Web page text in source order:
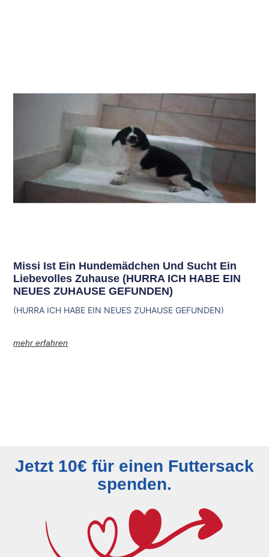
Missi Ist Ein Hundemädchen Und Sucht Ein
Liebevolles Zuhause (HURRA ICH HABE EIN
NEUES ZUHAUSE GEFUNDEN)
(HURRA ICH HABE EIN NEUES ZUHAUSE GEFUNDEN)
mehr erfahren
Jetzt 10€ für einen Futtersack
spenden.